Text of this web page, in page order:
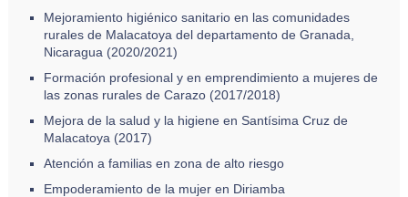
Mejoramiento higiénico sanitario en las comunidades
rurales de Malacatoya del departamento de Granada,
Nicaragua (2020/2021)
Formación profesional y en emprendimiento a mujeres de
las zonas rurales de Carazo (2017/2018)
Mejora de la salud y la higiene en Santísima Cruz de
Malacatoya (2017)
Atención a familias en zona de alto riesgo
Empoderamiento de la mujer en Diriamba